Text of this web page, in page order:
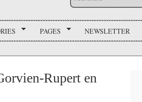
PAGES NEWSLETTER
Rupert en